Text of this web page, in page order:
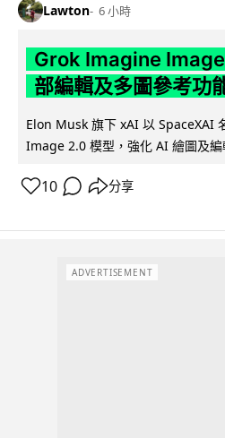
Lawton 6 小時
Grok Imagine
部編輯及多圖參考功
Elon Musk 旗下 xAI 以 SpaceXAI
Image 2.0 模型，強化 AI 繪圖及編
10 分享
ADVERTISEMENT